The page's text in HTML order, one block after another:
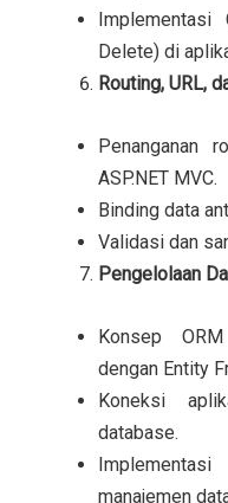
Implementasi
Delete) di
Routing, URL,
Penanganan
ASP.NET MVC.
Binding data
Validasi dan
Pengelolaan
Konsep
dengan Entity
Koneksi
database.
manajemen